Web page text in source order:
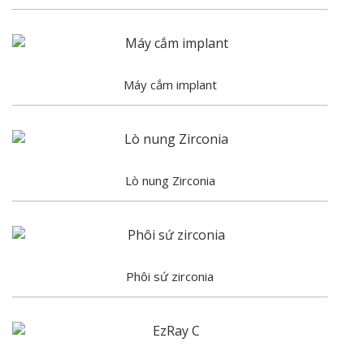
Máy cắm implant
Lò nung Zirconia
Phôi sứ zirconia